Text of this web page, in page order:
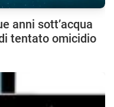
anni sott’acqua
tentato omicidio